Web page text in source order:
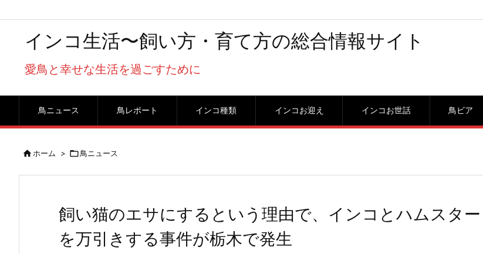
インコ生活〜飼い方・育て方の総合情報サイト
愛鳥と幸せな生活を過ごすために
鳥ニュース 鳥レポート インコ種類 インコお迎え インコお世話 鳥ビア
ホーム > 鳥ニュース
飼い猫のエサにするという理由で、インコとハムスター
を万引きする事件が栃木で発生